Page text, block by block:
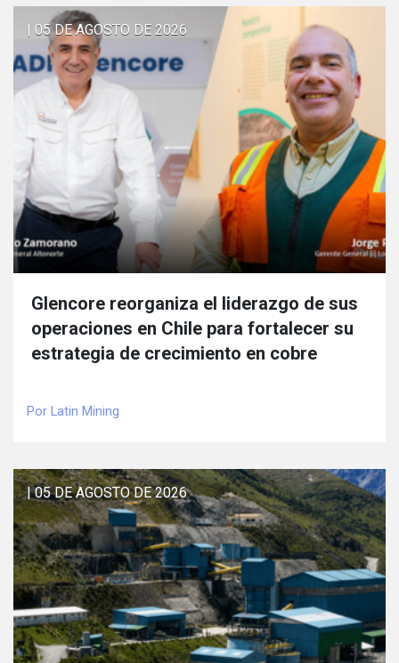
| 05 DE AGOSTO DE 2026
Glencore reorganiza el liderazgo de sus
operaciones en Chile para fortalecer su
estrategia de crecimiento en cobre
Por Latin Mining
| 05 DE AGOSTO DE 2026